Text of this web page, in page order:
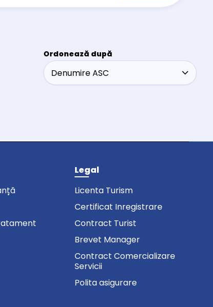
Ordonează după
Legal
Licenta Turism
Certificat Inregistrare
Contract Turist
Brevet Manager
Contract Comercializare
Servicii
Polita asigurare